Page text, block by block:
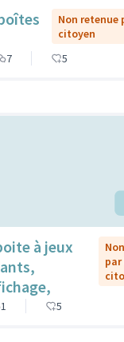
Non retenue
citoyen
7 5
à jeux
1 5